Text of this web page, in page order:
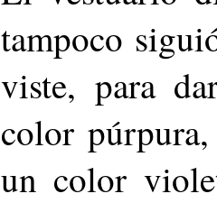
tampoco
viste, para
color
un color